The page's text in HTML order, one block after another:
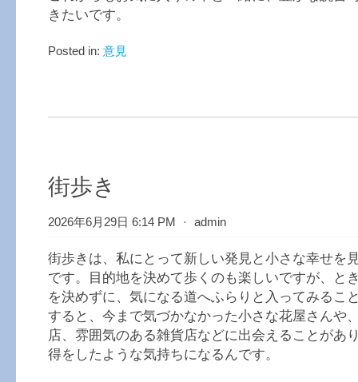
きたいです。
Posted in: 意見
街歩き
2026年6月29日 6:14 PM ⋅ admin
街歩きは、私にとって新しい発見と小さな幸せを
です。目的地を決めて歩くのも楽しいですが、と
を決めずに、気になる道へふらりと入ってみるこ
すると、今まで気づかなかった小さな花屋さんや
店、雰囲気のある雑貨店などに出会えることがあ
得をしたような気持ちになるんです。